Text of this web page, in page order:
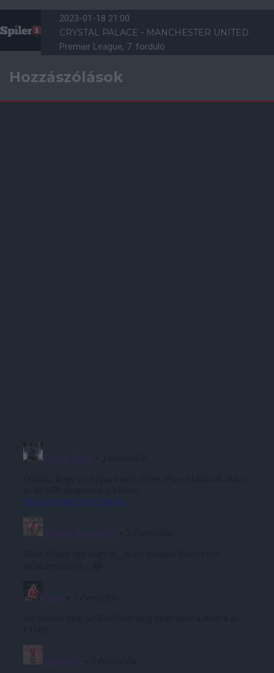
2023-01-18 21:00
CRYSTAL PALACE - MANCHESTER UNITED
Premier League, 7. forduló
Hozzászólások